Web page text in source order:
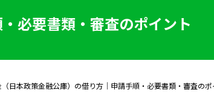
必要書類・審査のポイント
日本政策金融公庫）の借り方｜申請手順・必要書類・審査のポ